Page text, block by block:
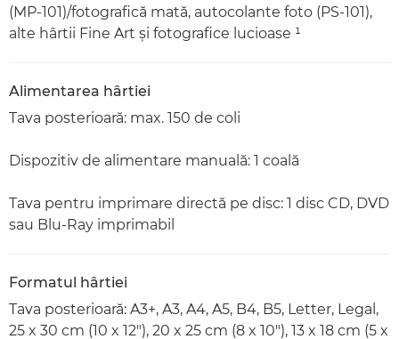
(MP-101)/fotografică mată, autocolante foto (PS-101),
alte hârtii Fine Art şi fotografice lucioase ¹
Alimentarea hârtiei
Tava posterioară: max. 150 de coli
Dispozitiv de alimentare manuală: 1 coală
Tava pentru imprimare directă pe disc: 1 disc CD, DVD
sau Blu-Ray imprimabil
Formatul hârtiei
Tava posterioară: A3+, A3, A4, A5, B4, B5, Letter, Legal,
25 x 30 cm (10 x 12"), 20 x 25 cm (8 x 10"), 13 x 18 cm (5 x